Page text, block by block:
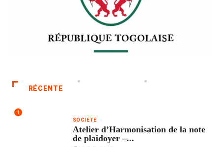
RÉCENTE
1
SOCIÉTÉ
Atelier d’Harmonisation de la note
de plaidoyer –...